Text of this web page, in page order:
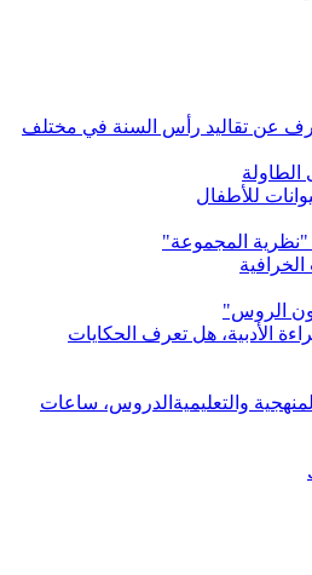
عن تقاليد رأس السنة في مختلف
الطاولة
للأطفال
"نظرية المجموعة"
الروس"
الأدبية، هل تعرف الحكايات
المنهجية والتعليمية الدروس، ساعات